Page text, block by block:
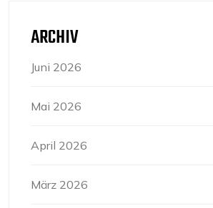
ARCHIV
Juni 2026
Mai 2026
April 2026
März 2026